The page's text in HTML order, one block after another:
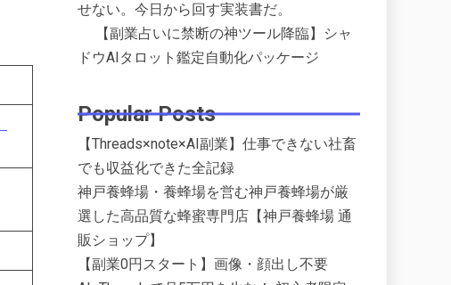
せない。今日から回す実装書だ。
【副業占いに禁断の神ツール降臨】シャ
ドウAIタロット鑑定自動化パッケージ
Popular Posts
【Threads×note×AI副業】仕事できない社畜
でも収益化できた全記録
神戸養蜂場・養蜂場を営む神戸養蜂場が厳
選した高品質な蜂蜜専門店【神戸養蜂場 通
販ショップ】
【副業0円スタート】画像・顔出し不要